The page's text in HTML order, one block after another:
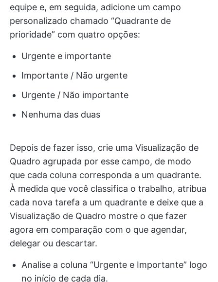
equipe e, em seguida, adicione um campo
personalizado chamado “Quadrante de
prioridade” com quatro opções:
Urgente e importante
Importante / Não urgente
Urgente / Não importante
Nenhuma das duas
Depois de fazer isso, crie uma Visualização de
Quadro agrupada por esse campo, de modo
que cada coluna corresponda a um quadrante.
À medida que você classifica o trabalho, atribua
cada nova tarefa a um quadrante e deixe que a
Visualização de Quadro mostre o que fazer
agora em comparação com o que agendar,
delegar ou descartar.
Analise a coluna “Urgente e Importante” logo
no início de cada dia.